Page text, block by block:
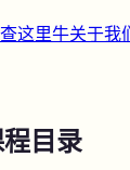
这里牛关于我
目录